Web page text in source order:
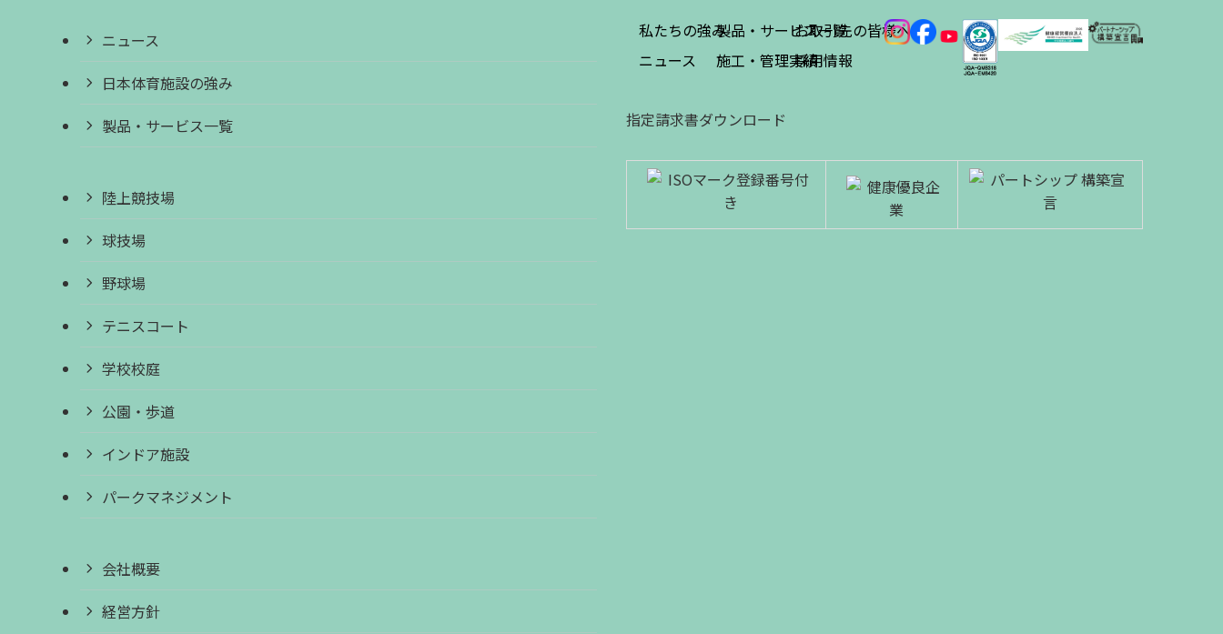
ニュース
日本体育施設の強み
製品・サービス一覧
陸上競技場
球技場
野球場
テニスコート
学校校庭
公園・歩道
インドア施設
パークマネジメント
会社概要
経営方針
私たちの強み
ニュース
製品・サービス一覧
施工・管理実績
お取引先の皆様へ
採用情報
指定請求書ダウンロード